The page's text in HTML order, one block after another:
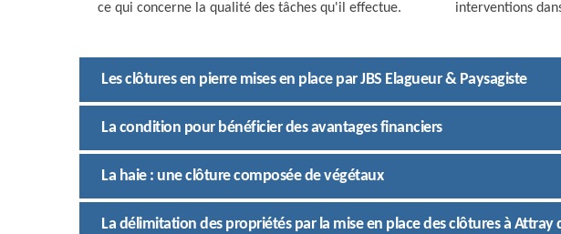
ce qui concerne la qualité des tâches qu'il effectue.
interventions
Les clôtures en pierre mises en place par JBS Elagueur & Paysagiste
La condition pour bénéficier des avantages financiers
La haie : une clôture composée de végétaux
La délimitation des propriétés par la mise en place des clôtures à Attray